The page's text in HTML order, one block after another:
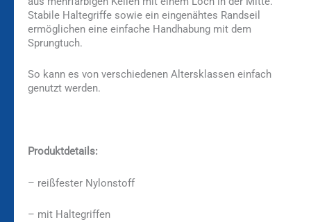
Stabile Haltegriffe sowie ein eingenähtes Randseil
ermöglichen eine einfache Handhabung mit dem
Sprungtuch.
So kann es von verschiedenen Altersklassen einfach
genutzt werden.
Produktdetails:
– reißfester Nylonstoff
– mit Haltegriffen